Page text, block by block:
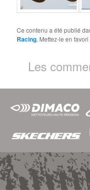
Ce contenu a été publié
Racing. Mettez-le en
Les